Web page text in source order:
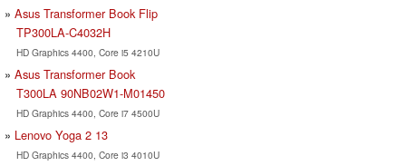
Asus Transformer Book Flip
TP300LA-C4032H
HD Graphics 4400, Core i5 4210U
Asus Transformer Book
T300LA 90NB02W1-M01450
HD Graphics 4400, Core i7 4500U
Lenovo Yoga 2 13
HD Graphics 4400, Core i3 4010U